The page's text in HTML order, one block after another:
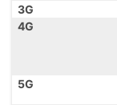
3G
4G
5G